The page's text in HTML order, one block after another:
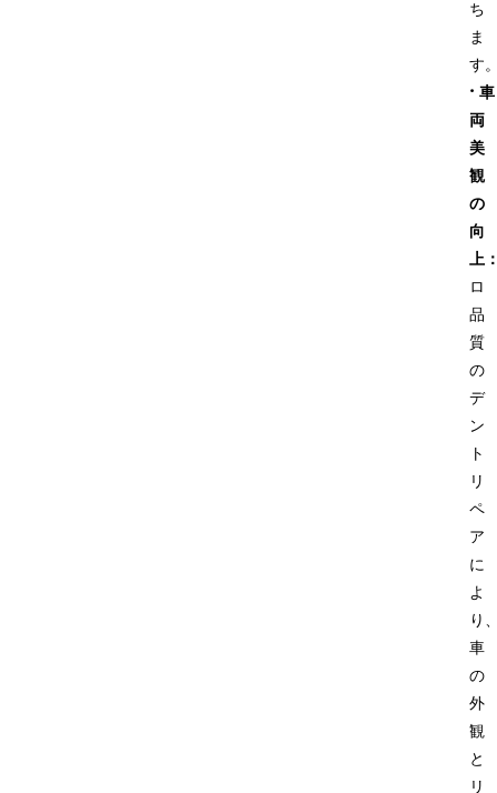
ち
ま
す
· 車
両
美
観
の
向
上
ロ
品
質
の
デ
ン
ト
リ
ペ
ア
に
よ
り
車
の
外
観
と
リ